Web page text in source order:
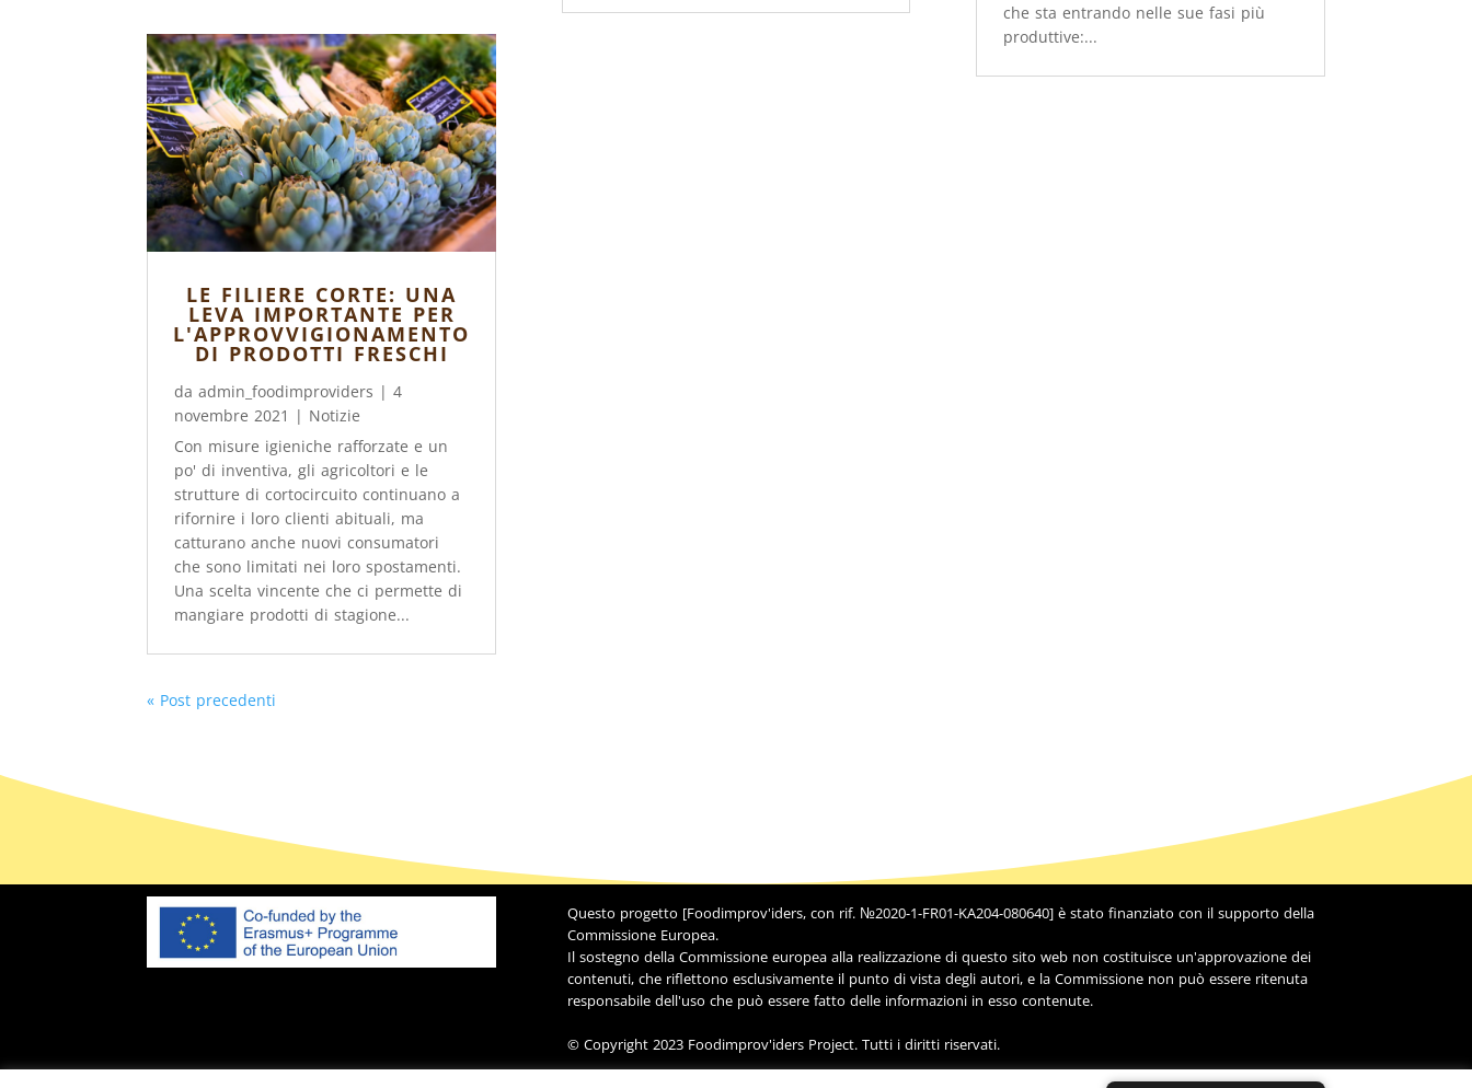
LE FILIERE CORTE: UNA
LEVA IMPORTANTE PER
L'APPROVVIGIONAMENTO
DI PRODOTTI FRESCHI
daadmin_foodimproviders |4
novembre 2021 | Notizie
Con misure igieniche rafforzate e un
po' di inventiva, gli agricoltori e le
strutture di cortocircuito continuano a
rifornire i loro clienti abituali, ma
catturano anche nuovi consumatori
che sono limitati nei loro spostamenti.
Una scelta vincente che ci permette di
mangiare prodotti di stagione...
che sta entrando nelle sue fasi più
produttive:...
« Post precedenti
Questo progetto [Foodimprov'iders, con rif. №2020-1-FR01-KA204-080640] è stato finanziato con il supporto della
Commissione Europea.
Il sostegno della Commissione europea alla realizzazione di questo sito web non costituisce un'approvazione dei
contenuti, che riflettono esclusivamente il punto di vista degli autori, e la Commissione non può essere ritenuta
responsabile dell'uso che può essere fatto delle informazioni in esso contenute.
© Copyright 2023 Foodimprov'iders Project. Tutti i diritti riservati.